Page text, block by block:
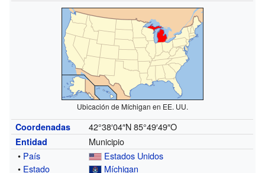
Ubicación de Míchigan en EE. UU.
Coordenadas 42°38′04″N 85°49′49″O
Entidad
Municipio
• País
Estados Unidos
• Estado
Míchigan